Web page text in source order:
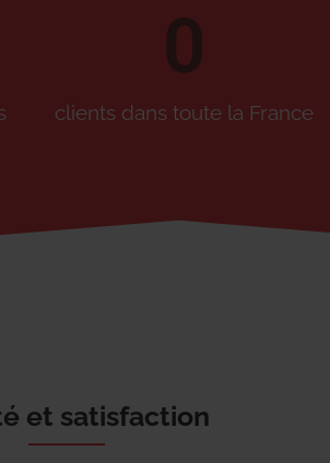
clients dans toute la France
0
et satisfaction